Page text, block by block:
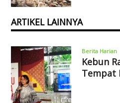
ARTIKEL LAINNYA
Berita Harian
Kebun
Tempat